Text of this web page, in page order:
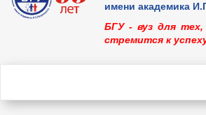
имени академика
БГУ - вуз для
стремится к